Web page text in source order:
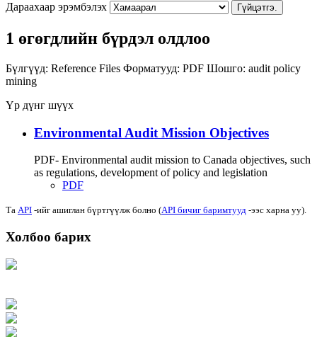
Дараахаар эрэмбэлэх Гүйцэтгэ.
1 өгөгдлийн бүрдэл олдлоо
Бүлгүүд: Reference Files Форматууд: PDF Шошго: audit policy
mining
Үр дүнг шүүх
Environmental Audit Mission Objectives
PDF- Environmental audit mission to Canada objectives, such
as regulations, development of policy and legislation
PDF
Та API -ийг ашиглан бүртгүүлж болно (API бичиг баримтууд -ээс харна уу).
Холбоо барих